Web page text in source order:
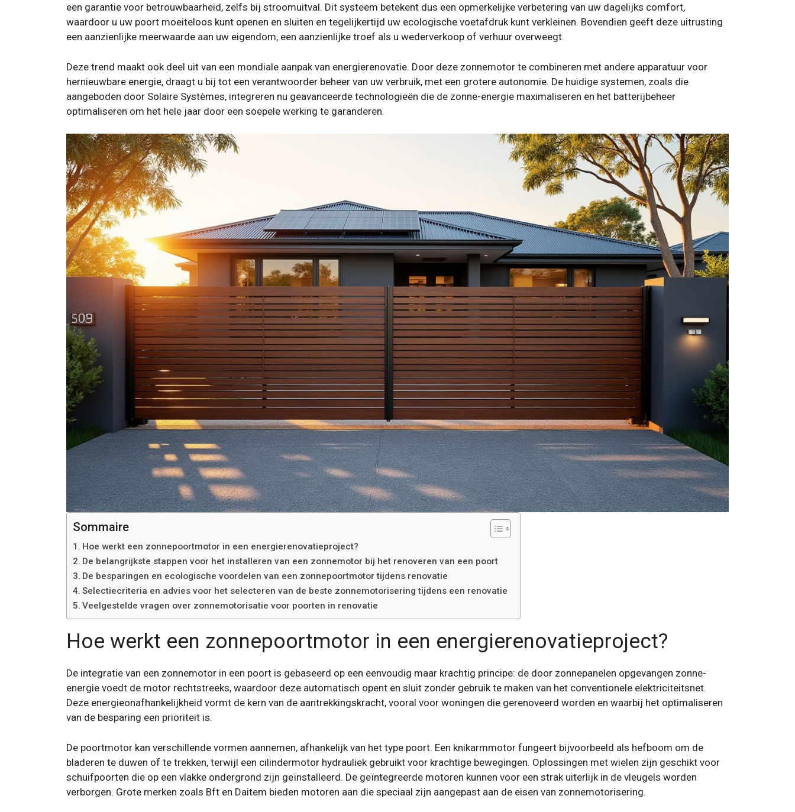
een garantie voor betrouwbaarheid, zelfs bij stroomuitval. Dit systeem betekent dus een opmerkelijke verbetering van uw dagelijks comfort,
waardoor u uw poort moeiteloos kunt openen en sluiten en tegelijkertijd uw ecologische voetafdruk kunt verkleinen. Bovendien geeft deze uitrusting
een aanzienlijke meerwaarde aan uw eigendom, een aanzienlijke troef als u wederverkoop of verhuur overweegt.
Deze trend maakt ook deel uit van een mondiale aanpak van energierenovatie. Door deze zonnemotor te combineren met andere apparatuur voor
hernieuwbare energie, draagt ​​u bij tot een verantwoorder beheer van uw verbruik, met een grotere autonomie. De huidige systemen, zoals die
aangeboden door Solaire Systèmes, integreren nu geavanceerde technologieën die de zonne-energie maximaliseren en het batterijbeheer
optimaliseren om het hele jaar door een soepele werking te garanderen.
Sommaire
Hoe werkt een zonnepoortmotor in een energierenovatieproject?
De belangrijkste stappen voor het installeren van een zonnemotor bij het renoveren van een poort
De besparingen en ecologische voordelen van een zonnepoortmotor tijdens renovatie
Selectiecriteria en advies voor het selecteren van de beste zonnemotorisering tijdens een renovatie
Veelgestelde vragen over zonnemotorisatie voor poorten in renovatie
Hoe werkt een zonnepoortmotor in een energierenovatieproject?
De integratie van een zonnemotor in een poort is gebaseerd op een eenvoudig maar krachtig principe: de door zonnepanelen opgevangen zonne-
energie voedt de motor rechtstreeks, waardoor deze automatisch opent en sluit zonder gebruik te maken van het conventionele elektriciteitsnet.
Deze energieonafhankelijkheid vormt de kern van de aantrekkingskracht, vooral voor woningen die gerenoveerd worden en waarbij het optimaliseren
van de besparing een prioriteit is.
De poortmotor kan verschillende vormen aannemen, afhankelijk van het type poort. Een knikarmmotor fungeert bijvoorbeeld als hefboom om de
bladeren te duwen of te trekken, terwijl een cilindermotor hydrauliek gebruikt voor krachtige bewegingen. Oplossingen met wielen zijn geschikt voor
schuifpoorten die op een vlakke ondergrond zijn geïnstalleerd. De geïntegreerde motoren kunnen voor een strak uiterlijk in de vleugels worden
verborgen. Grote merken zoals Bft en Daitem bieden motoren aan die speciaal zijn aangepast aan de eisen van zonnemotorisering.